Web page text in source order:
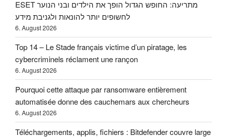
ESET מתריעה: החופש הגדול הופך את הילדים ובני הנוער
לחשופים יותר להונאות ולגניבת מידע
6. August 2026
Top 14 – Le Stade français victime d’un piratage, les
cybercriminels réclament une rançon
6. August 2026
Pourquoi cette attaque par ransomware entièrement
automatisée donne des cauchemars aux chercheurs
6. August 2026
Téléchargements, applis, fichiers : Bitdefender couvre large